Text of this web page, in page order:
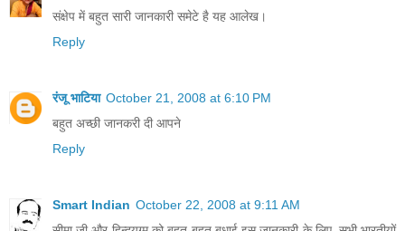
संक्षेप में बहुत सारी जानकारी समेटे है यह आलेख।
Reply
रंजू भाटिया October 21, 2008 at 6:10 PM
बहुत अच्छी जानकरी दी आपने
Reply
Smart Indian October 22, 2008 at 9:11 AM